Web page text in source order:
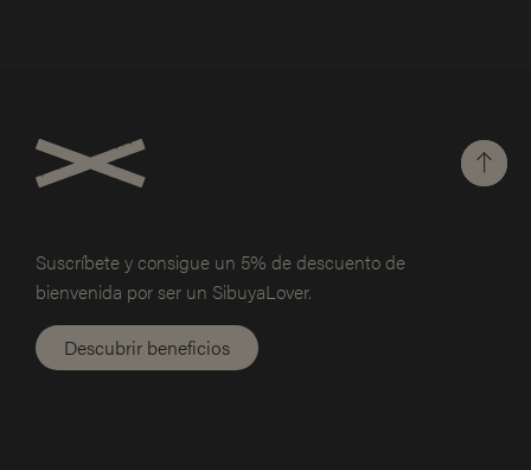
Suscríbete y consigue un 5% dedescuento de
bienvenida por ser un SibuyaLover.
Descubrir beneficios